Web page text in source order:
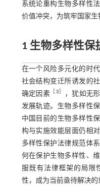
系统论重构生物多样性
价值冲突，为筑牢国家生
1 生物多样性保
在一个风险多元化的时
社会结构变迁所诱发的
确定因素
3
，犹如无
发展轨迹。生物多样性
中国目前的生物多样性
构与实施效能层面仍相
多样性保护法律规范体
何在保护生物多样性、
服既有法律框架的局限
性，成为当前亟待解决的